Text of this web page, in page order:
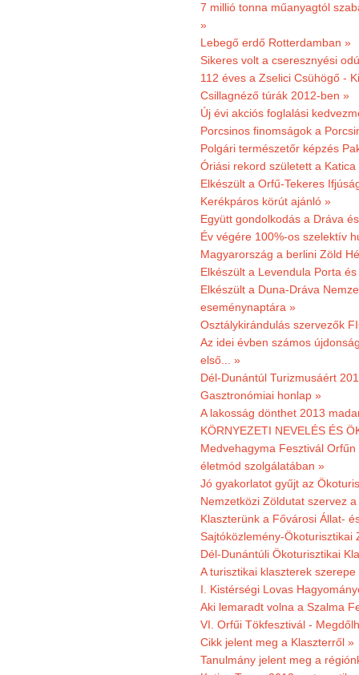
7 millió tonna műanyagtól
»
Lebegő erdő Rotterdamban »
Sikeres volt a cseresznyési
112 éves a Zselici Csühögő -
Csillagnéző túrák 2012-ben »
Új évi akciós foglalási
Porcsinos finomságok a
Polgári természetőr képzés
Óriási rekord született a Katica
Elkészült a Orfű-Tekeres
Kerékpáros körút ajánló »
Együtt gondolkodás a Dráva
Év végére 100%-os szelektív
Magyarország a berlini Zöld
Elkészült a Levendula Porta
Elkészült a Duna-Dráva
eseménynaptára »
Osztálykirándulás szervezők
Az idei évben számos
első... »
Dél-Dunántúl Turizmusáért
Gasztronómiai honlap »
A lakosság dönthet 2013
KÖRNYEZETI NEVELÉS ÉS
Medvehagyma Fesztivál
életmód szolgálatában »
Jó gyakorlatot gyűjt az
Nemzetközi Zöldutat szervez
Klaszterünk a Fővárosi Állat-
Sajtóközlemény-Ökoturisztikai
Dél-Dunántúli Ökoturisztikai
A turisztikai klaszterek
I. Kistérségi Lovas
Aki lemaradt volna a Szalma
VI. Orfűi Tökfesztivál -
Cikk jelent meg a Klaszterről »
Tanulmány jelent meg a